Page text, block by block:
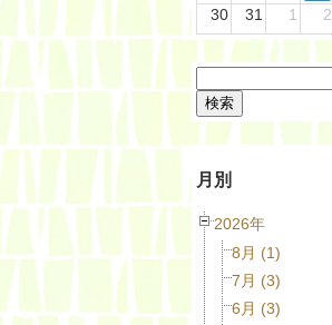
30 31 1 2
検索
月別
2026年
8月 (1)
7月 (3)
6月 (3)